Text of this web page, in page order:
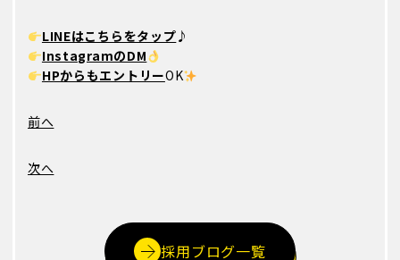
LINEはこちらをタップ♪
InstagramのDM
HPからもエントリーOK
前へ
次へ
採用ブログ一覧